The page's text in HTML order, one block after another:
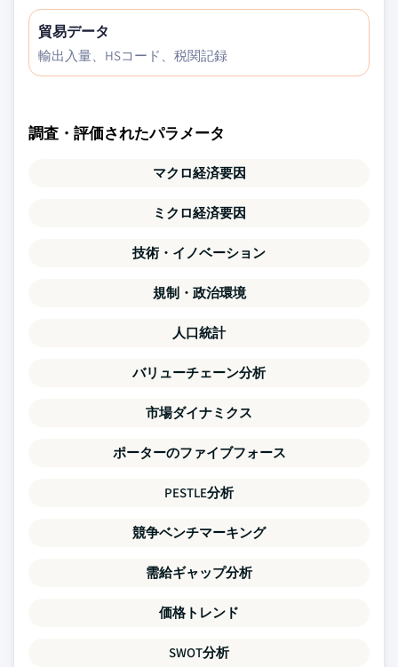
貿易データ
輸出入量、HSコード、税関記録
調査・評価されたパラメータ
マクロ経済要因
ミクロ経済要因
技術・イノベーション
規制・政治環境
人口統計
バリューチェーン分析
市場ダイナミクス
ポーターのファイブフォース
PESTLE分析
競争ベンチマーキング
需給ギャップ分析
価格トレンド
SWOT分析